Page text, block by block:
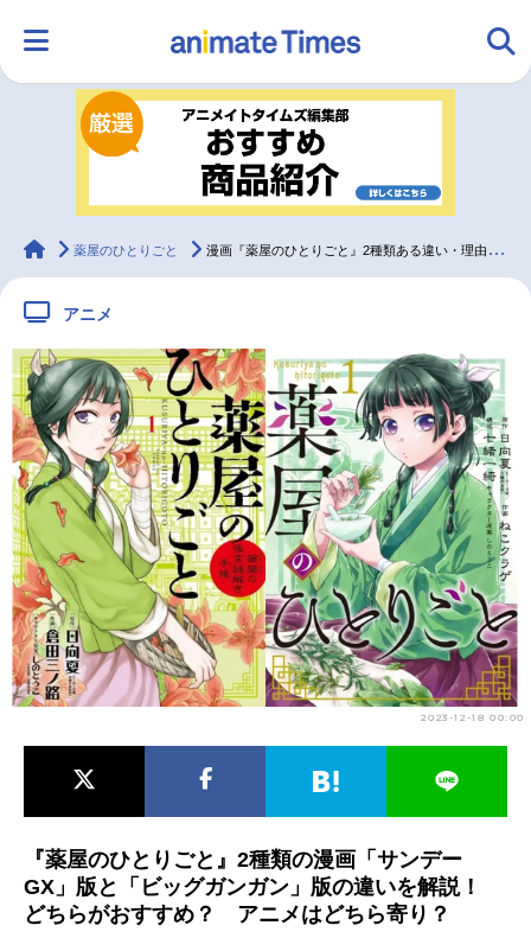
ランキング アニメ
ラジオ みんなの声
2.5次元 配信・Vtuber トレンド 無料マンガ
最新記事一覧
アニメ記事一覧 声優記事一覧
アニメ映画一覧 実写化映画一覧
今期アニメ曜日別一覧
春アニメ 夏アニメ
男性声優/女性声優一覧
animateTimes
薬屋のひとりごと 漫画『薬屋のひとりごと』2種類ある違い・理由は何？どっちが人気？サンデー版とガンガン版を比べてみた
アニメ
2023-12-18 00:00
『薬屋のひとりごと』2種類の漫画「サンデー
GX」版と「ビッグガンガン」版の違いを解説！
どちらがおすすめ？ アニメはどちら寄り？